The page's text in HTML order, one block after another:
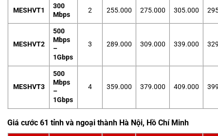
MESHVT1
300
Mbps
2 255.000 275.000 305.000
MESHVT2
500
Mbps
–
1Gbps
3 289.000 309.000 339.000
MESHVT3
500
Mbps
–
1Gbps
4 359.000 379.000 409.000
Giá cước 61 tỉnh và ngoại thành Hà Nội, Hồ Chí Minh